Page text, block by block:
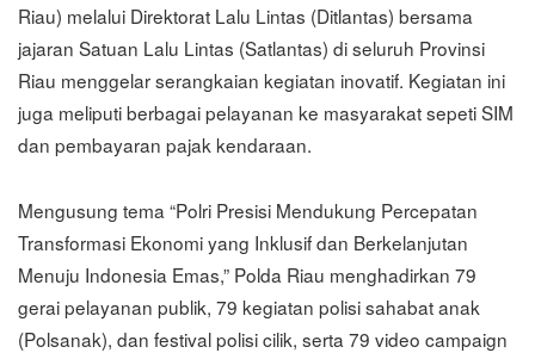
Riau) melalui Direktorat Lalu Lintas (Ditlantas) bersama
jajaran Satuan Lalu Lintas (Satlantas) di seluruh Provinsi
Riau menggelar serangkaian kegiatan inovatif. Kegiatan ini
juga meliputi berbagai pelayanan ke masyarakat sepeti SIM
dan pembayaran pajak kendaraan.
Mengusung tema “Polri Presisi Mendukung Percepatan
Transformasi Ekonomi yang Inklusif dan Berkelanjutan
Menuju Indonesia Emas,” Polda Riau menghadirkan 79
gerai pelayanan publik, 79 kegiatan polisi sahabat anak
(Polsanak), dan festival polisi cilik, serta 79 video campaign